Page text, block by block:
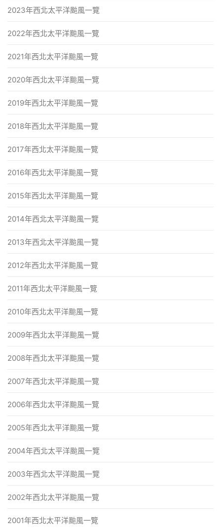
2023年西北太平洋颱風一覽
2022年西北太平洋颱風一覽
2021年西北太平洋颱風一覽
2020年西北太平洋颱風一覽
2019年西北太平洋颱風一覽
2018年西北太平洋颱風一覽
2017年西北太平洋颱風一覽
2016年西北太平洋颱風一覽
2015年西北太平洋颱風一覽
2014年西北太平洋颱風一覽
2013年西北太平洋颱風一覽
2012年西北太平洋颱風一覽
2011年西北太平洋颱風一覽
2010年西北太平洋颱風一覽
2009年西北太平洋颱風一覽
2008年西北太平洋颱風一覽
2007年西北太平洋颱風一覽
2006年西北太平洋颱風一覽
2005年西北太平洋颱風一覽
2004年西北太平洋颱風一覽
2003年西北太平洋颱風一覽
2002年西北太平洋颱風一覽
2001年西北太平洋颱風一覽